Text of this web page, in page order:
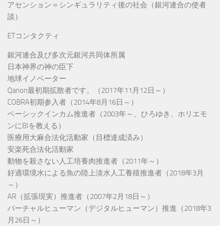
アセンション＝シンギュラリティ後の社会（銀河連合の使者
談）
ETコンタクティ
銀河連合及び多次元銀河共同体所属
日本神界の神の臣下
地球イノベーター
Qanon最初期拡散者です。（2017年11月12日～）
COBRA初期参入者（2014年8月16日～）
ベーシックインカム推進者（2003年～、ひろゆき、ホリエモ
ンにBIを教える）
医療用大麻合法化活動家（目標達成済み）
安楽死合法化活動家
動物を殺さない人工培養肉推進者（2011年～）
好適環境水による魚の陸上淡水人工養殖推進者（2018年3月
～）
AR（拡張現実）推進者（2007年2月18日～）
バーチャルヒューマン（デジタルヒューマン）推進（2018年3
月26日～）